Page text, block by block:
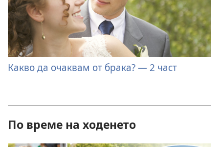
Какво да очаквам от брака? — 2 част
По време на ходенето